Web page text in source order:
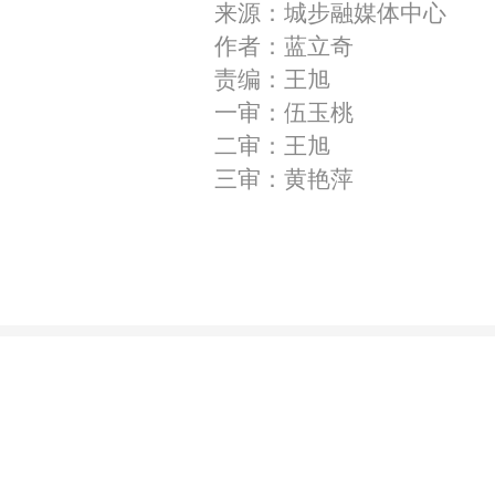
来源：城步融媒体中心
作者：蓝立奇
责编：王旭
一审：伍玉桃
二审：王旭
三审：黄艳萍